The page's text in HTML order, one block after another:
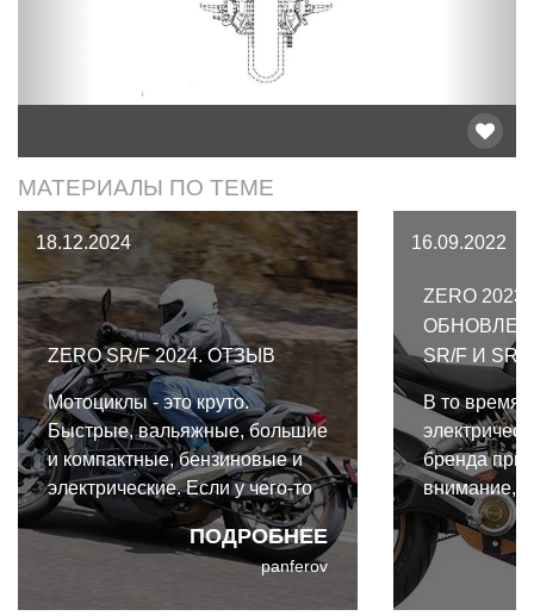
МАТЕРИАЛЫ ПО ТЕМЕ
18.12.2024
ZERO SR/F 2024. ОТЗЫВ
ПОДРОБНЕЕ
Мотоциклы - это круто.
Быстрые, вальяжные, большие
и компактные, бензиновые и
электрические. Если у чего-то
два колеса и есть мотор, то оно
- мотоцикл, и оно способно
радовать. Но некоторыеpanferov
16.09.2022
ZERO
SR/F И SR/
В то время,
бренда
внимание,
остались
Нейкед и
горячими